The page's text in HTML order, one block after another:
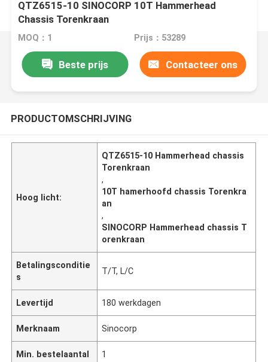
QTZ6515-10 SINOCORP 10T Hammerhead
Chassis Torenkraan
MOQ：1 Prijs：53289
Beste prijs Contacteer ons
PRODUCTOMSCHRIJVING
Hoog licht:
QTZ6515-10 Hammerhead chassis
Torenkraan
,
10T hamerhoofd chassis Torenkra
an
,
SINOCORP Hammerhead chassis T
orenkraan
Betalingsconditie
s
T/T, L/C
Levertijd 180 werkdagen
Merknaam Sinocorp
Min. bestelaantal 1